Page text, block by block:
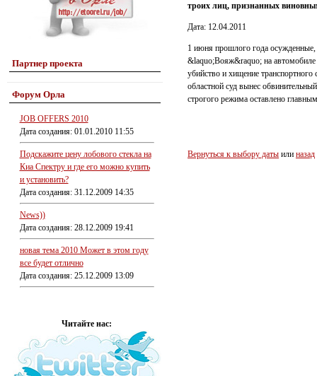
Партнер проекта
Форум Орла
JOB OFFERS 2010
Дата создания: 01.01.2010 11:55
Подскажите цену лобового стекла на
Киа Спектру и где его можно купить
и установить?
Дата создания: 31.12.2009 14:35
News))
Дата создания: 28.12.2009 19:41
новая тема 2010 Может в этом году
все будет отлично
Дата создания: 25.12.2009 13:09
Читайте нас:
троих лиц, признанных
Дата: 12.04.2011
1 июня прошлого года осужденные,
&laquo;Вояж&raquo; на автомобиле
убийство и хищение
областной суд вынес
строгого режима оставлено
Вернуться к выбору даты или назад